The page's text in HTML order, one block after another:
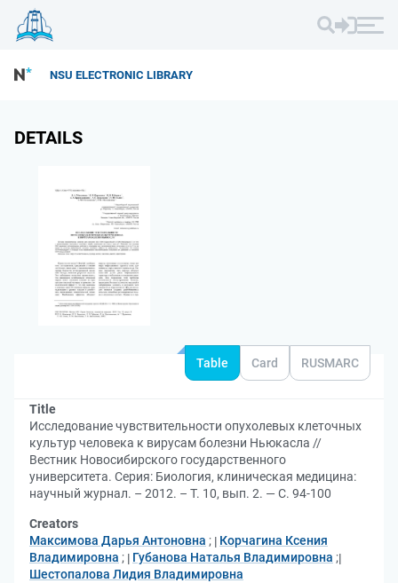
NSU ELECTRONIC LIBRARY
DETAILS
Table Card RUSMARC
Title
Исследование чувствительности опухолевых клеточных
культур человека к вирусам болезни Ньюкасла //
Вестник Новосибирского государственного
университета. Серия: Биология, клиническая медицина:
научный журнал. – 2012. – Т. 10, вып. 2. — С. 94-100
Creators
Максимова Дарья Антоновна ;
Корчагина Ксения
Владимировна ; Губанова Наталья Владимировна ;
Шестопалова Лидия Владимировна